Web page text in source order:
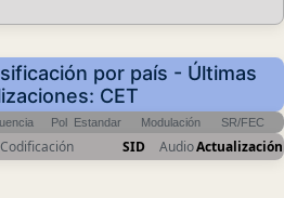
por país - Últimas
CET
Pol Estandar Modulación SR/FEC
Codificación SID AudioActualización